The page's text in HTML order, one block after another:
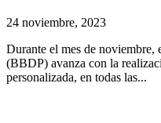
24 noviembre, 2023
Durante el mes de
(BBDP) avanza con la
personalizada, en todas las...